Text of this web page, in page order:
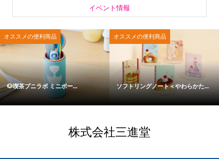
イベント情報
オススメの便利商品
🐶喫茶プニラボ ミニボー...
オススメの便利商品
ソフトリングノート＜やわらかた...
株式会社三進堂